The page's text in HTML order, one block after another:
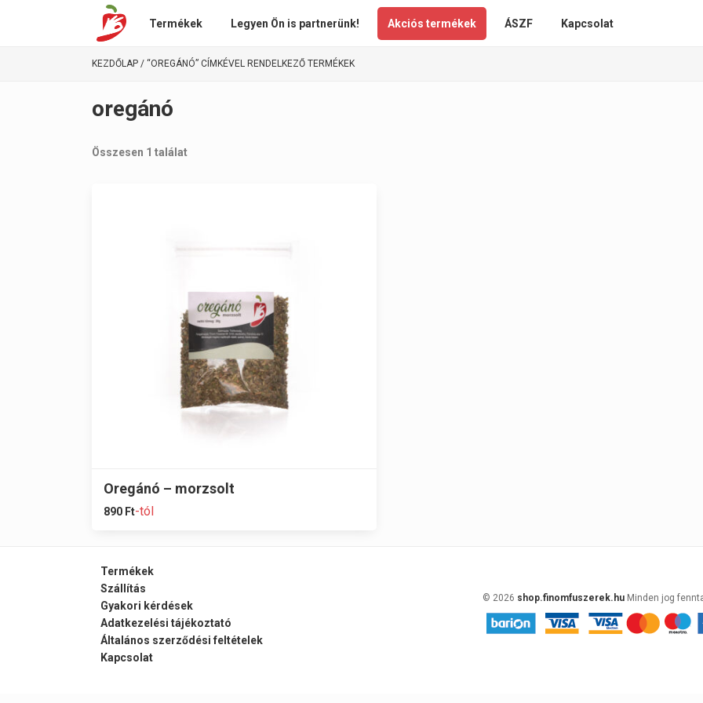
Termékek Legyen Ön is partnerünk! Akciós termékek ÁSZF Kapcsolat
KEZDŐLAP / “OREGÁNÓ” CÍMKÉVEL RENDELKEZŐ TERMÉKEK
oregánó
Összesen 1 találat
Oregánó – morzsolt
890 Ft-tól
Termékek
Szállítás
Gyakori kérdések
Adatkezelési tájékoztató
Általános szerződési feltételek
Kapcsolat
© 2026 shop.finomfuszerek.hu Minden jog